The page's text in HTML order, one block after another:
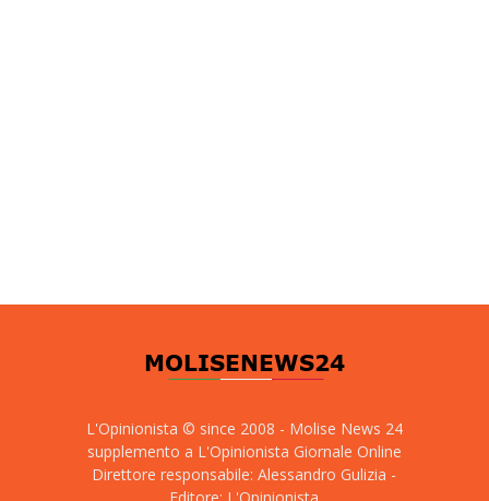
L'Opinionista © since 2008 - Molise News 24
supplemento a L'Opinionista Giornale Online
Direttore responsabile: Alessandro Gulizia -
Editore: L'Opinionista